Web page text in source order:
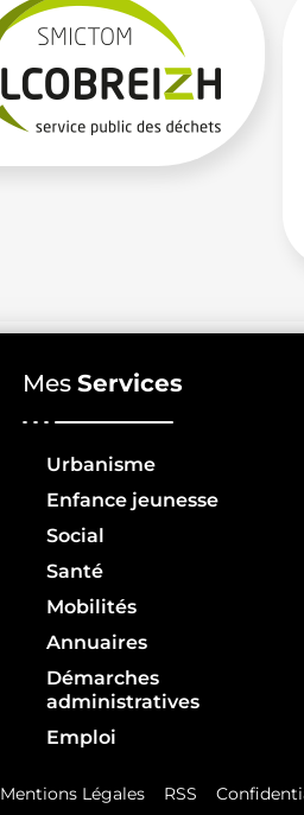
MesServices
Urbanisme
Enfance jeunesse
Social
Santé
Mobilités
Annuaires
Démarches
administratives
Emploi
Mentions Légales RSS